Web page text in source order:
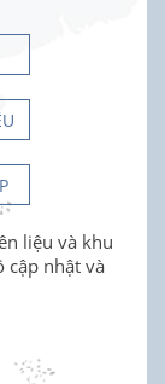
liệu và khu
cập nhật và